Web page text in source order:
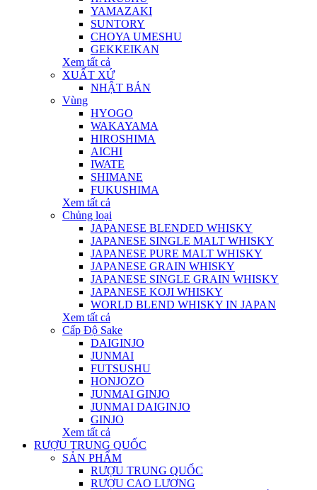
YAMAZAKI
SUNTORY
CHOYA UMESHU
GEKKEIKAN
Xem tất cả
XUẤT XỨ
NHẬT BẢN
Vùng
HYOGO
WAKAYAMA
HIROSHIMA
AICHI
IWATE
SHIMANE
FUKUSHIMA
Xem tất cả
Chủng loại
JAPANESE BLENDED WHISKY
JAPANESE SINGLE MALT WHISKY
JAPANESE PURE MALT WHISKY
JAPANESE GRAIN WHISKY
JAPANESE SINGLE GRAIN WHISKY
JAPANESE KOJI WHISKY
WORLD BLEND WHISKY IN JAPAN
Xem tất cả
Cấp Độ Sake
DAIGINJO
JUNMAI
FUTSUSHU
HONJOZO
JUNMAI GINJO
JUNMAI DAIGINJO
GINJO
Xem tất cả
RƯỢU TRUNG QUỐC
SẢN PHẨM
RƯỢU TRUNG QUỐC
RƯỢU CAO LƯƠNG